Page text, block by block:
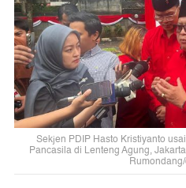
Sekjen PDIP Hasto Kristiyanto
Pancasila di Lenteng Agung,